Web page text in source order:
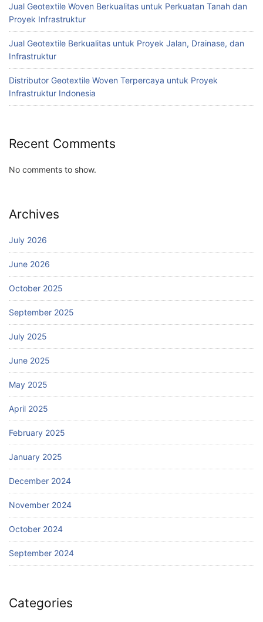
Jual Geotextile Woven Berkualitas untuk Perkuatan Tanah dan
Proyek Infrastruktur
Jual Geotextile Berkualitas untuk Proyek Jalan, Drainase, dan
Infrastruktur
Distributor Geotextile Woven Terpercaya untuk Proyek
Infrastruktur Indonesia
Recent Comments
No comments to show.
Archives
July 2026
June 2026
October 2025
September 2025
July 2025
June 2025
May 2025
April 2025
February 2025
January 2025
December 2024
November 2024
October 2024
September 2024
Categories